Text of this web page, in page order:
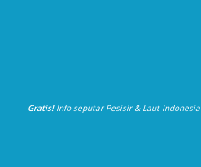
Gratis! Info seputar Pesisir & Laut Indonesia